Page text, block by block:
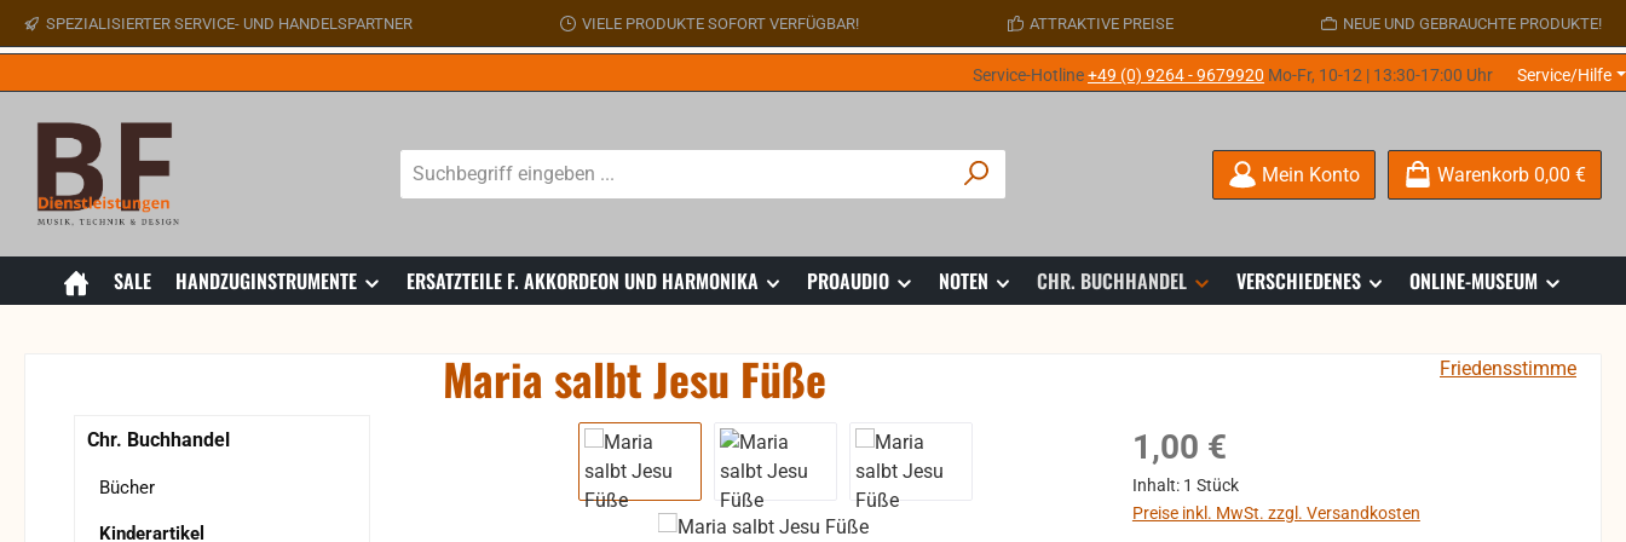
Hauptinhalt springen
Zur Suche springen
Zur Hauptnavigation springen
SPEZIALISIERTER SERVICE- UND HANDELSPARTNER VIELE PRODUKTE SOFORT VERFÜGBAR! ATTRAKTIVE PREISE NEUE UND GEBRAUCHTE PRODUKTE!
Service-Hotline+49 (0) 9264 - 9679920 Mo-Fr, 10-12 | 13:30-17:00 Uhr Service/Hilfe
Mein Konto Warenkorb 0,00 €
SALE HANDZUGINSTRUMENTE ERSATZTEILE F. AKKORDEON UND HARMONIKA PROAUDIO NOTEN CHR. BUCHHANDEL VERSCHIEDENES ONLINE-MUSEUM
Chr. Buchhandel
Bücher
Kinderartikel
Maria salbt Jesu Füße Friedensstimme
Bildergalerie überspringen Regulärer Preis:
1,00 €
Inhalt: 1 Stück
Preise inkl. MwSt. zzgl. Versandkosten